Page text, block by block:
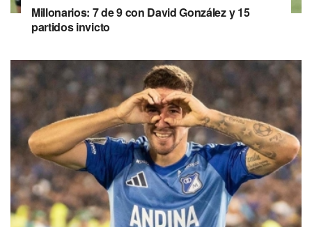
Millonarios: 7 de 9 con David González y 15
partidos invicto